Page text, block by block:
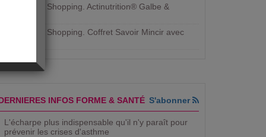
Aujourdhui Shopping. Actinutrition® Galbe &
Aujourdhui Shopping. ​Coffret Savoir Mincir avec
INFOS FORME & SANTÉ S'abonner
L'écharpe plus indispensable qu'il n'y paraît pour
prévenir les crises d'asthme